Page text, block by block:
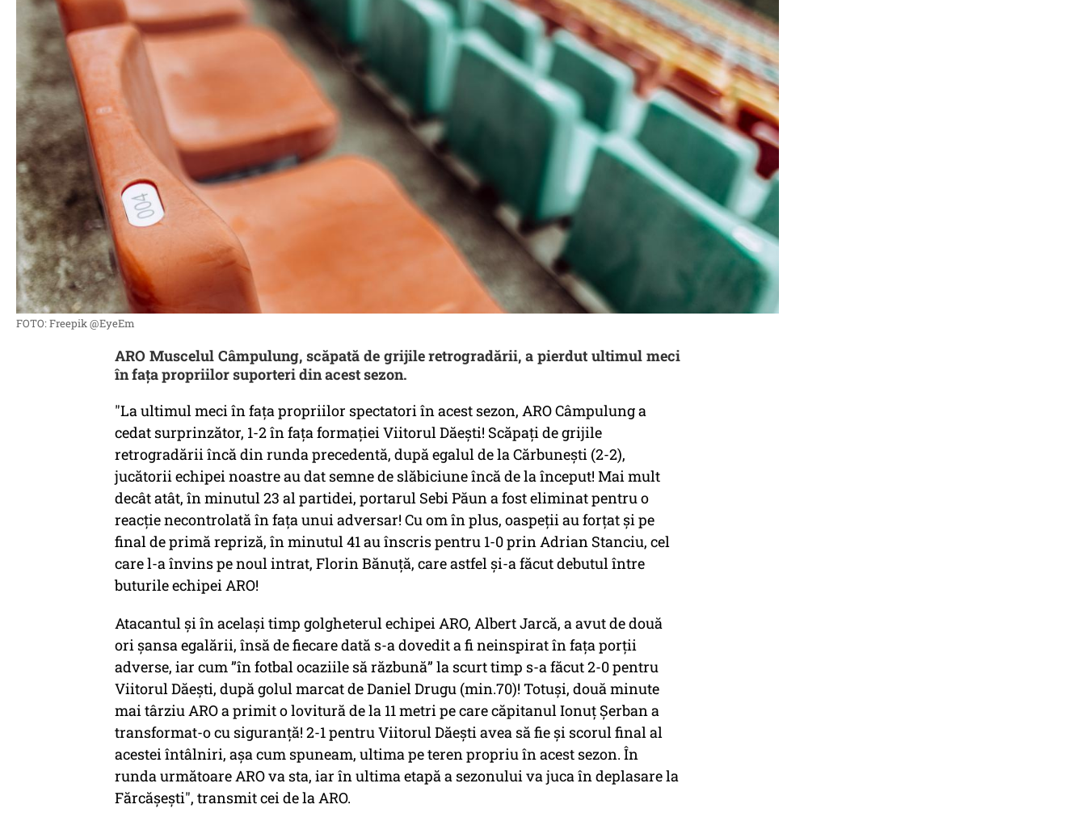
FOTO: Freepik @EyeEm
ARO Muscelul Câmpulung, scăpată de grijile retrogradării, a pierdut ultimul meci
în faţa propriilor suporteri din acest sezon.
"La ultimul meci în fața propriilor spectatori în acest sezon, ARO Câmpulung a
cedat surprinzător, 1-2 în fața formației Viitorul Dăești! Scăpați de grijile
retrogradării încă din runda precedentă, după egalul de la Cărbunești (2-2),
jucătorii echipei noastre au dat semne de slăbiciune încă de la început! Mai mult
decât atât, în minutul 23 al partidei, portarul Sebi Păun a fost eliminat pentru o
reacție necontrolată în fața unui adversar! Cu om în plus, oaspeții au forțat și pe
final de primă repriză, în minutul 41 au înscris pentru 1-0 prin Adrian Stanciu, cel
care l-a învins pe noul intrat, Florin Bănuță, care astfel și-a făcut debutul între
buturile echipei ARO!
Atacantul și în același timp golgheterul echipei ARO, Albert Jarcă, a avut de două
ori șansa egalării, însă de fiecare dată s-a dovedit a fi neinspirat în fața porții
adverse, iar cum ”în fotbal ocaziile să răzbună” la scurt timp s-a făcut 2-0 pentru
Viitorul Dăești, după golul marcat de Daniel Drugu (min.70)! Totuși, două minute
mai târziu ARO a primit o lovitură de la 11 metri pe care căpitanul Ionuț Șerban a
transformat-o cu siguranță! 2-1 pentru Viitorul Dăești avea să fie și scorul final al
acestei întâlniri, așa cum spuneam, ultima pe teren propriu în acest sezon. În
runda următoare ARO va sta, iar în ultima etapă a sezonului va juca în deplasare la
Fărcășești", transmit cei de la ARO.